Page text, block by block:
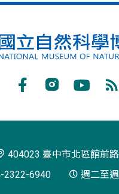
404023 臺中市北區館前
2322-6940
週二至